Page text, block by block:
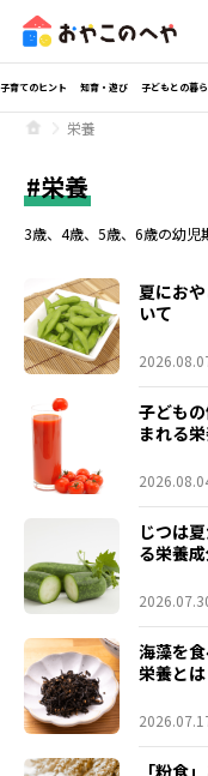
子育てのヒント 知育・遊び 子どもとの暮
栄養
栄養
3歳、4歳、5歳、6歳の幼児
夏にお
いて
子ども
まれる
じつは
る栄養
海藻を
栄養とは
「粉食